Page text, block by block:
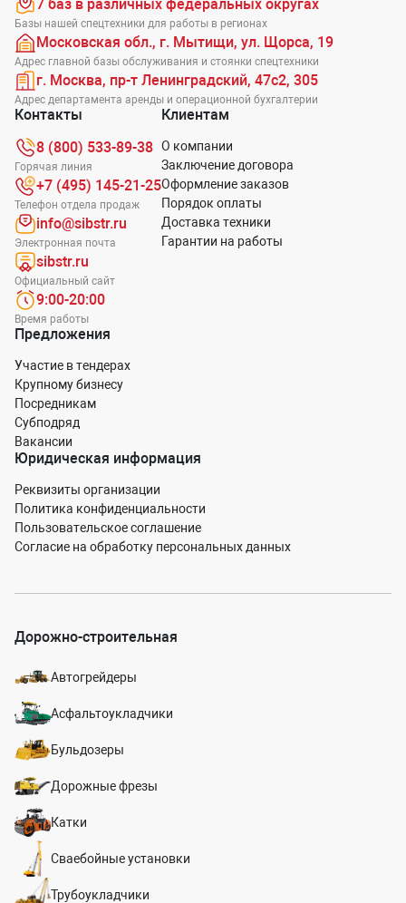
7 баз в различных федеральных округах
Базы нашей спецтехники для работы в регионах
Московская обл., г. Мытищи, ул. Щорса, 19
Адрес главной базы обслуживания и стоянки спецтехники
г. Москва, пр-т Ленинградский, 47с2, 305
Адрес департамента аренды и операционной бухгалтерии
Контакты
8 (800) 533-89-38
Горячая линия
+7 (495) 145-21-25
Телефон отдела продаж
info@sibstr.ru
Электронная почта
sibstr.ru
Официальный сайт
9:00-20:00
Время работы
Клиентам
О компании
Заключение договора
Оформление заказов
Порядок оплаты
Доставка техники
Гарантии на работы
Предложения
Участие в тендерах
Крупному бизнесу
Посредникам
Субподряд
Вакансии
Юридическая информация
Реквизиты организации
Политика конфиденциальности
Пользовательское соглашение
Согласие на обработку персональных данных
Дорожно-строительная
Автогрейдеры
Асфальтоукладчики
Бульдозеры
Дорожные фрезы
Катки
Сваебойные установки
Трубоукладчики